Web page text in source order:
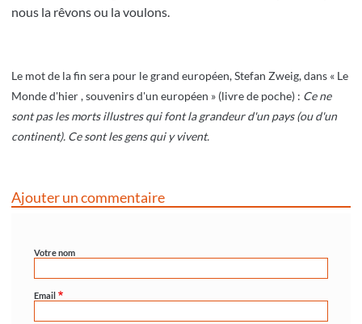
nous la rêvons ou la voulons.
Le mot de la fin sera pour le grand européen, Stefan Zweig, dans « Le
Monde d'hier , souvenirs d'un européen » (livre de poche) : Ce ne
sont pas les morts illustres qui font la grandeur d'un pays (ou d'un
continent). Ce sont les gens qui y vivent.
Ajouter un commentaire
Votre nom
Email